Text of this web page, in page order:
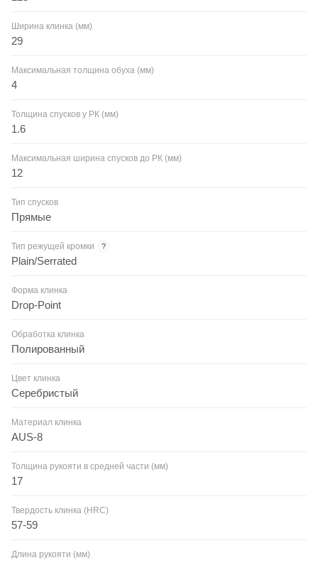
Ширина клинка (мм)
29
Максимальная толщина обуха (мм)
4
Толщина спусков у РК (мм)
1.6
Максимальная ширина спусков до РК (мм)
12
Тип спусков
Прямые
Тип режущей кромки ?
Plain/Serrated
Форма клинка
Drop-Point
Обработка клинка
Полированный
Цвет клинка
Серебристый
Материал клинка
AUS-8
Толщина рукояти в средней части (мм)
17
Твердость клинка (HRC)
57-59
Длина рукояти (мм)